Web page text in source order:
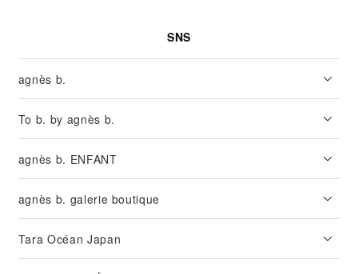
SNS
agnès b.
To b. by agnès b.
agnès b. ENFANT
agnès b. galerie boutique
Tara Océan Japan